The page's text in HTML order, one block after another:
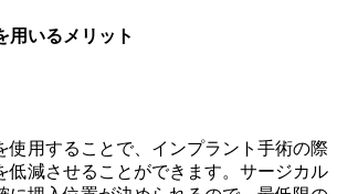
用いるメリット
使用することで、インプラント手術の際
低減させることができます。サージカル